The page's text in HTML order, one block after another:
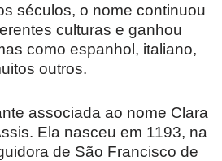
séculos, o nome continuou
culturas e ganhou
como espanhol, italiano,
outros.
associada ao nome Clara
Ela nasceu em 1193, na
de São Francisco de